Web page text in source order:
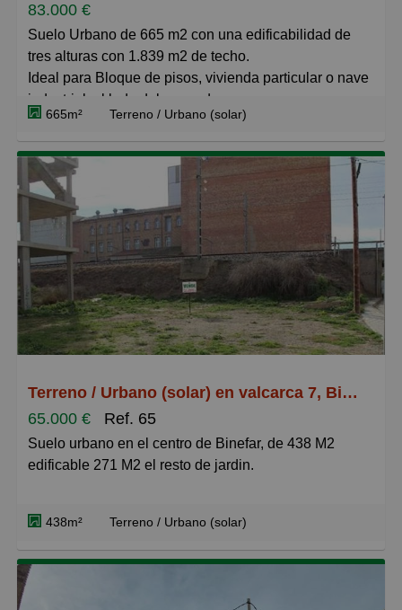
83.000 €
Suelo Urbano de 665 m2 con una edificabilidad de
tres alturas con 1.839 m2 de techo.
Ideal para Bloque de pisos, vivienda particular o nave
industrial, al lado del mercadona.
665m² Terreno / Urbano (solar)
Terreno / Urbano (solar) en valcarca 7, Binéfar
65.000 €
Ref. 65
Suelo urbano en el centro de Binefar, de 438 M2
edificable 271 M2 el resto de jardin.
438m² Terreno / Urbano (solar)